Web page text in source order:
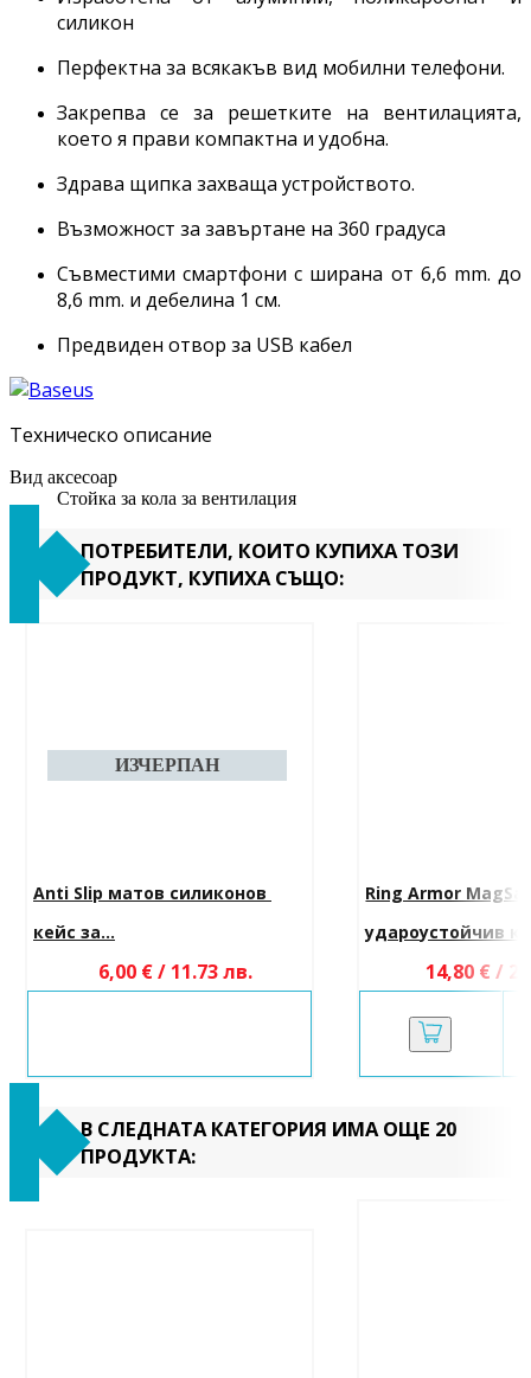
силикон
Перфектна за всякакъв вид мобилни телефони.
Закрепва се за решетките на вентилацията,
което я прави компактна и удобна.
Здрава щипка захваща устройството.
Възможност за завъртане на 360 градуса
Съвместими смартфони с ширана от 6,6 mm. до
8,6 mm. и дебелина 1 см.
Предвиден отвор за USB кабел
Техническо описание
Вид аксесоар
Стойка за кола за вентилация
ПОТРЕБИТЕЛИ, КОИТО КУПИХА ТОЗИ
ПРОДУКТ, КУПИХА СЪЩО:
Anti Slip матов силиконов
кейс за...
6,00 € / 11.73 лв.
Ring Armor
удароустойчив
14,80 € /
В СЛЕДНАТА КАТЕГОРИЯ ИМА ОЩЕ 20
ПРОДУКТА: